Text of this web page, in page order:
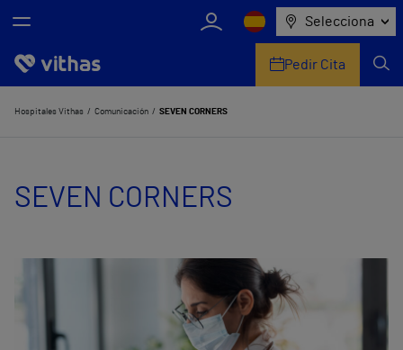
Selecciona
Nosotros
Servicios de salud
Pedir Cita
Hospitales Vithas Comunicación SEVEN CORNERS
SEVEN CORNERS